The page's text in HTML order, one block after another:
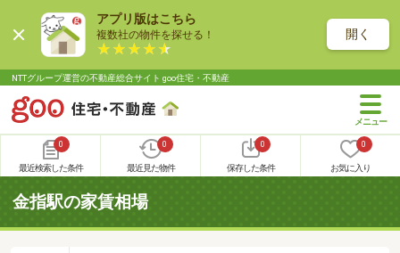
アプリ版はこちら
複数社の物件を探せる！ 開く
NTTグループ運営の不動産総合サイト goo住宅・不動産
0
最近検索した条件
0
最近見た物件
0
保存した条件
0
お気に入り
金指駅の家賃相場